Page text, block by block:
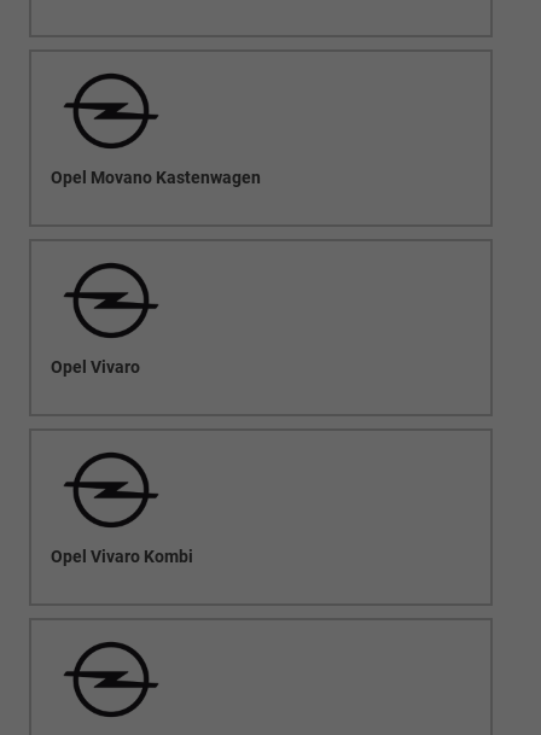
Opel Movano Kastenwagen
Opel Vivaro
Opel Vivaro Kombi